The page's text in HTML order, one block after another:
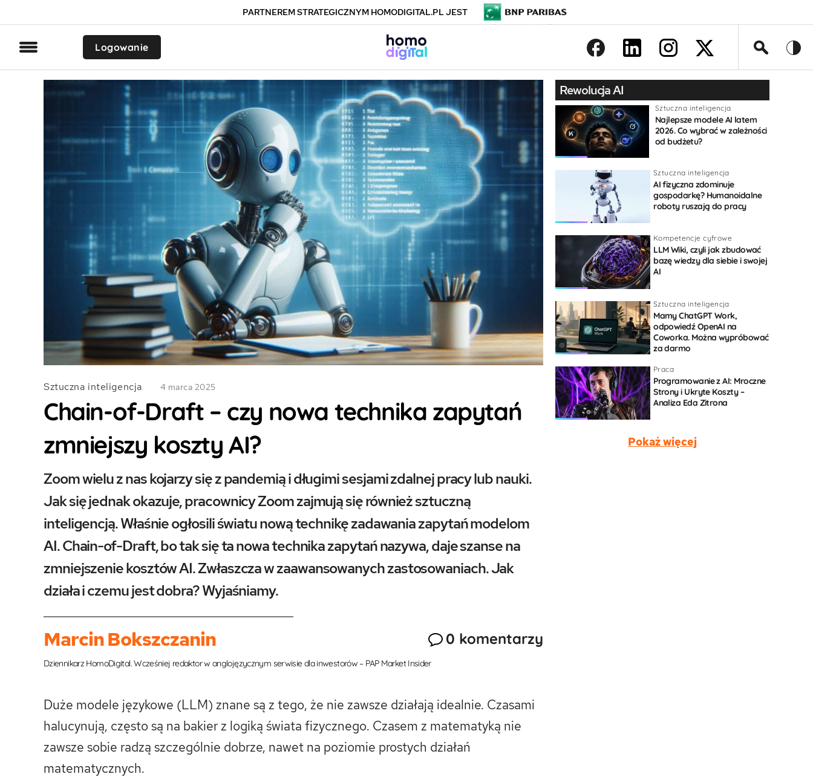
PARTNEREM STRATEGICZNYM HOMODIGITAL.PL JEST
Logowanie
Sztuczna inteligencja 4 marca 2025
Chain-of-Draft – czy nowa technika zapytań
zmniejszy koszty AI?
Zoom wielu z nas kojarzy się z pandemią i długimi sesjami zdalnej pracy lub nauki.
Jak się jednak okazuje, pracownicy Zoom zajmują się również sztuczną
inteligencją. Właśnie ogłosili światu nową technikę zadawania zapytań modelom
AI. Chain-of-Draft, bo tak się ta nowa technika zapytań nazywa, daje szanse na
zmniejszenie kosztów AI. Zwłaszcza w zaawansowanych zastosowaniach. Jak
działa i czemu jest dobra? Wyjaśniamy.
Marcin Bokszczanin 0 komentarzy
Dziennikarz HomoDigital. Wcześniej redaktor w anglojęzycznym serwisie dla inwestorów – PAP Market Insider
Duże modele językowe (LLM) znane są z tego, że nie zawsze działają idealnie. Czasami
halucynują, często są na bakier z logiką świata fizycznego. Czasem z matematyką nie
zawsze sobie radzą szczególnie dobrze, nawet na poziomie prostych działań
matematycznych.
Rewolucja AI
Sztuczna inteligencja
Najlepsze modele AI latem
2026. Co wybrać w zależności
od budżetu?
Sztuczna inteligencja
AI fizyczna zdominuje
gospodarkę? Humanoidalne
roboty ruszają do pracy
Kompetencje cyfrowe
LLM Wiki, czyli jak zbudować
bazę wiedzy dla siebie i swojej
AI
Sztuczna inteligencja
Mamy ChatGPT Work,
odpowiedź OpenAI na
Coworka. Można wypróbować
za darmo
Praca
Programowanie z AI: Mroczne
Strony i Ukryte Koszty –
Analiza Eda Zitrona
Pokaż więcej